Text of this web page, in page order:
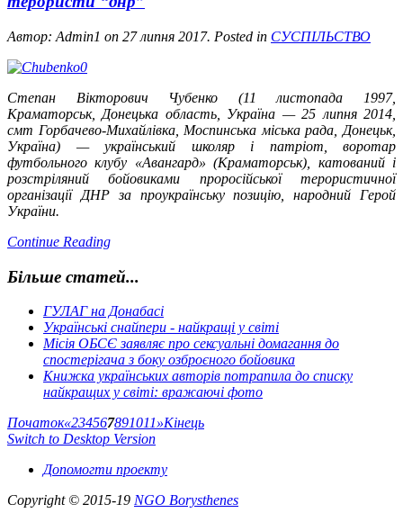
Автор: Admin1 on 27 липня 2017. Posted in СУСПІЛЬСТВО
Степан Вікторович Чубенко (11 листопада 1997,
Краматорськ, Донецька область, Україна — 25 липня 2014,
смт Горбачево-Михайлівка, Моспинська міська рада, Донецьк,
Україна) — український школяр і патріот, воротар
футбольного клубу «Авангард» (Краматорськ), катований і
розстріляний бойовиками проросійської терористичної
організації ДНР за проукраїнську позицію, народний Герой
України.
Continue Reading
Більше статей...
ГУЛАГ на Донабасі
Українські снайпери - найкращі у світі
Місія ОБСЄ заявляє про сексуальні домагання до
спостерігача з боку озброєного бойовика
Книжка українських авторів потрапила до списку
найкращих у світі: вражаючі фото
Початок«234567891011»Кінець
Switch to Desktop Version
Допомогти проекту
Copyright © 2015-19 NGO Borysthenes